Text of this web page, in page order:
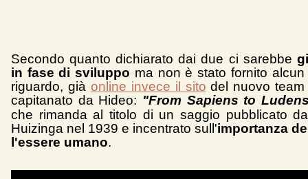
Secondo quanto dichiarato dai due ci sarebbe
in fase di sviluppo ma non è stato fornito
riguardo, già online invece il sito del nuovo
capitanato da Hideo: "From Sapiens to
che rimanda al titolo di un saggio pubblicato
Huizinga nel 1939 e incentrato sull'importanza
l'essere umano.